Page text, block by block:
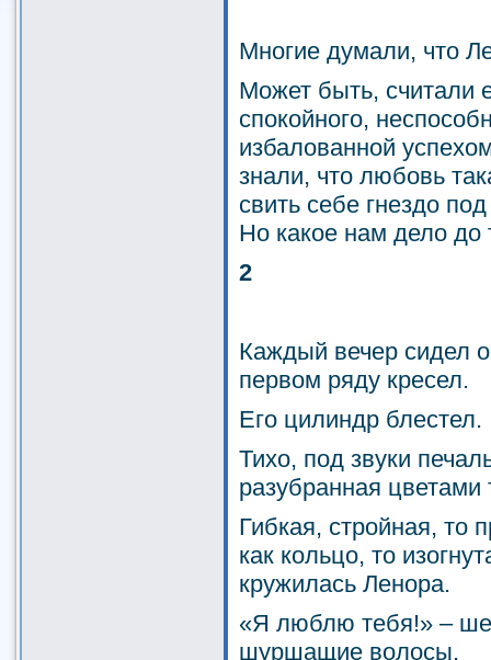
Многие думали, что
Может быть, считали
спокойного,
избалованной
знали, что любовь
свить себе гнездо
Но какое нам дело до
2
Каждый вечер сидел
первом ряду кресел.
Его цилиндр блестел.
Тихо, под звуки
разубранная цветами
Гибкая, стройная, то
как кольцо, то
кружилась Ленора.
«Я люблю тебя!» –
шуршащие волосы.